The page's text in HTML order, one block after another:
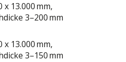
x 13.000 mm,
3–200 mm
x 13.000 mm,
3–150 mm